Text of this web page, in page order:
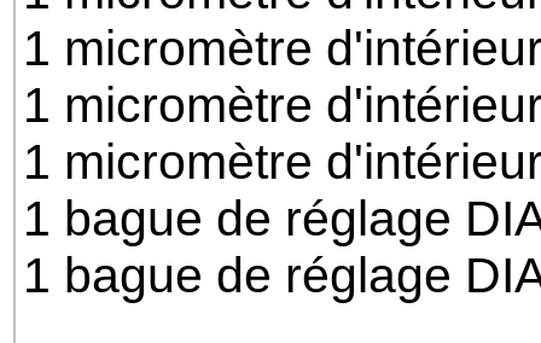
1 micromètre
1 micromètre
1 micromètre
1 bague de réglage
1 bague de réglage